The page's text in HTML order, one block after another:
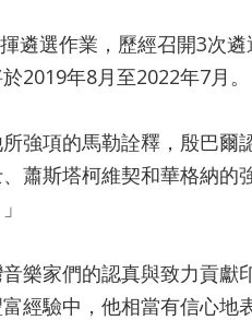
遴選作業，歷經召開3次遴
2019年8月至2022年7月。
強項的馬勒詮釋，殷巴爾
蕭斯塔柯維契和華格納的
樂家們的認真與致力貢獻
經驗中，他相當有信心地